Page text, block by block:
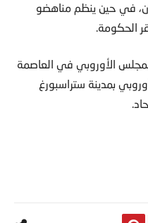
في حين ينظم مناهضو
الحكومة.
الأوروبي في العاصمة
بمدينة ستراسبورغ